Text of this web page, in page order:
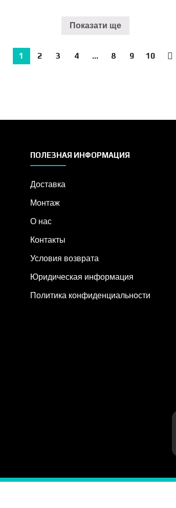
Показати ще
1 2 3 4 … 8 9 10 →
ПОЛЕЗНАЯ ИНФОРМАЦИЯ
Доставка
Монтаж
О нас
Контакты
Условия возврата
Юридическая информация
Политика конфиденциальности